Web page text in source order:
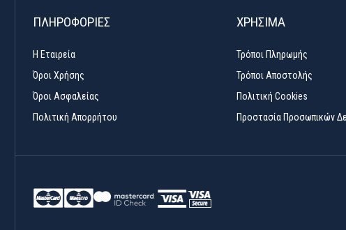
ΠΛΗΡΟΦΟΡΙΕΣ
Η Εταιρεία
Όροι Χρήσης
Όροι Ασφαλείας
Πολιτική Απορρήτου
ΧΡΉΣΙΜΑ
Τρόποι Πληρωμής
Τρόποι Αποστολής
Πολιτική Cookies
Προστασία Προσωπικών